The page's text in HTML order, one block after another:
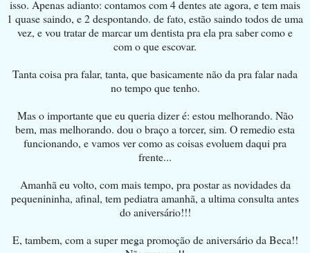
isso. Apenas adianto: contamos com 4 dentes ate agora, e tem mais
1 quase saindo, e 2 despontando. de fato, estão saindo todos de uma
vez, e vou tratar de marcar um dentista pra ela pra saber como e
com o que escovar.
Tanta coisa pra falar, tanta, que basicamente não da pra falar nada
no tempo que tenho.
Mas o importante que eu queria dizer é: estou melhorando. Não
bem, mas melhorando. dou o braço a torcer, sim. O remedio esta
funcionando, e vamos ver como as coisas evoluem daqui pra
frente...
Amanhã eu volto, com mais tempo, pra postar as novidades da
pequenininha, afinal, tem pediatra amanhã, a ultima consulta antes
do aniversário!!!
E, tambem, com a super mega promoção de aniversário da Beca!!